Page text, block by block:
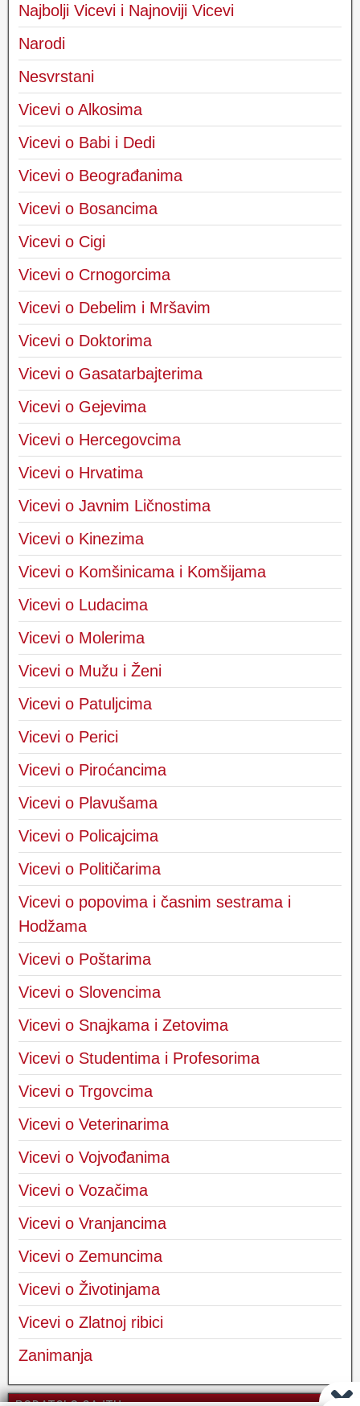
Najbolji Vicevi i Najnoviji Vicevi
Narodi
Nesvrstani
Vicevi o Alkosima
Vicevi o Babi i Dedi
Vicevi o Beograđanima
Vicevi o Bosancima
Vicevi o Cigi
Vicevi o Crnogorcima
Vicevi o Debelim i Mršavim
Vicevi o Doktorima
Vicevi o Gasatarbajterima
Vicevi o Gejevima
Vicevi o Hercegovcima
Vicevi o Hrvatima
Vicevi o Javnim Ličnostima
Vicevi o Kinezima
Vicevi o Komšinicama i Komšijama
Vicevi o Ludacima
Vicevi o Molerima
Vicevi o Mužu i Ženi
Vicevi o Patuljcima
Vicevi o Perici
Vicevi o Piroćancima
Vicevi o Plavušama
Vicevi o Policajcima
Vicevi o Političarima
Vicevi o popovima i časnim sestrama i
Hodžama
Vicevi o Poštarima
Vicevi o Slovencima
Vicevi o Snajkama i Zetovima
Vicevi o Studentima i Profesorima
Vicevi o Trgovcima
Vicevi o Veterinarima
Vicevi o Vojvođanima
Vicevi o Vozačima
Vicevi o Vranjancima
Vicevi o Zemuncima
Vicevi o Životinjama
Vicevi o Zlatnoj ribici
Zanimanja